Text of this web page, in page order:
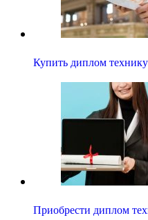
Купить диплом
Приобрести диплом